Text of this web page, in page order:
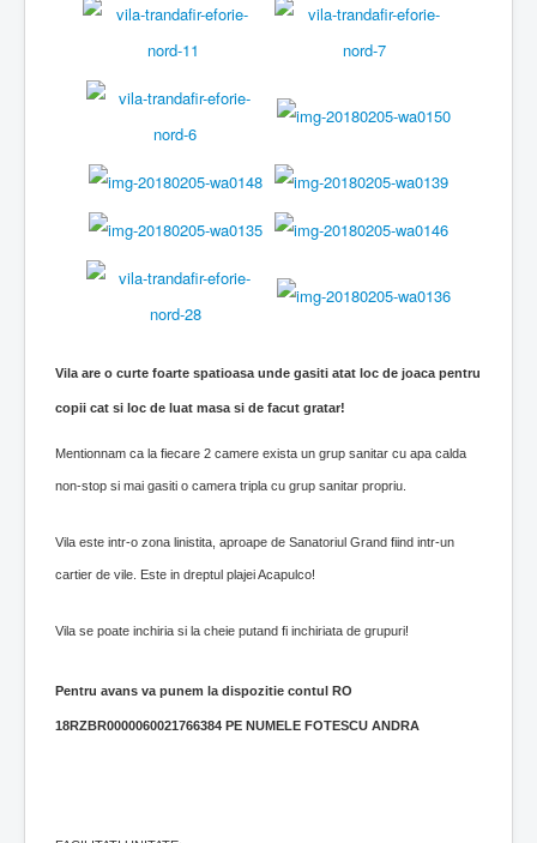
Vila are o curte foarte spatioasa unde gasiti atat loc de joaca pentru
copii cat si loc de luat masa si de facut gratar!
Mentionnam ca la fiecare 2 camere exista un grup sanitar cu apa calda
non-stop si mai gasiti o camera tripla cu grup sanitar propriu.
Vila este intr-o zona linistita, aproape de Sanatoriul Grand fiind intr-un
cartier de vile. Este in dreptul plajei Acapulco!
Vila se poate inchiria si la cheie putand fi inchiriata de grupuri!
Pentru avans va punem la dispozitie contul RO
18RZBR0000060021766384 PE NUMELE FOTESCU ANDRA